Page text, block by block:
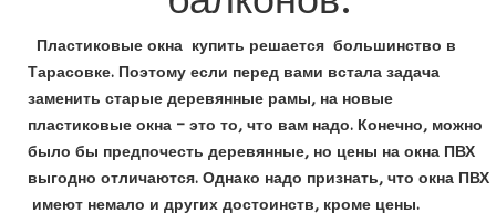
Пластиковые окна купить решается большинство в
Тарасовке. Поэтому если перед вами встала задача
заменить старые деревянные рамы, на новые
пластиковые окна – это то, что вам надо. Конечно, можно
было бы предпочесть деревянные, но цены на окна ПВХ
выгодно отличаются. Однако надо признать, что окна ПВХ
имеют немало и других достоинств, кроме цены.